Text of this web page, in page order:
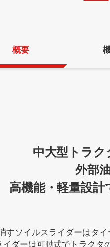
概要
中大型トラク
外部
高機能・軽量設
すソイルスライダーはタ
ダーは可動式でトラクタ